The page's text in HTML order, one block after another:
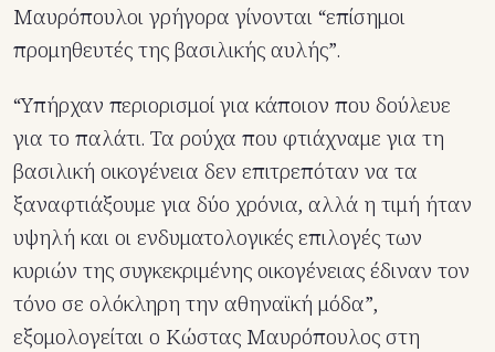
Μαυρόπουλοι γρήγορα γίνονται “επίσημοι
προμηθευτές της βασιλικής αυλής”.
“Υπήρχαν περιορισμοί για κάποιον που δούλευε
για το παλάτι. Τα ρούχα που φτιάχναμε για τη
βασιλική οικογένεια δεν επιτρεπόταν να τα
ξαναφτιάξουμε για δύο χρόνια, αλλά η τιμή ήταν
υψηλή και οι ενδυματολογικές επιλογές των
κυριών της συγκεκριμένης οικογένειας έδιναν τον
τόνο σε ολόκληρη την αθηναϊκή μόδα”,
εξομολογείται ο Κώστας Μαυρόπουλος στη